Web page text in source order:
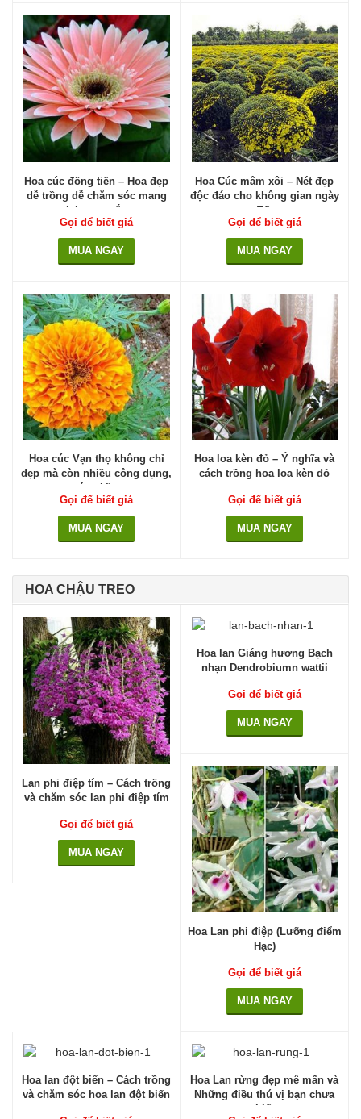
Hoa cúc đồng tiền – Hoa đẹp
dễ trồng dễ chăm sóc mang
lại may mắn
Gọi để biết giá
MUA NGAY
Hoa Cúc mâm xôi – Nét đẹp
độc đáo cho không gian ngày
Tết
Gọi để biết giá
MUA NGAY
Hoa cúc Vạn thọ không chỉ
đẹp mà còn nhiều công dụng,
ý nghĩa
Gọi để biết giá
MUA NGAY
Hoa loa kèn đỏ – Ý nghĩa và
cách trồng hoa loa kèn đỏ
Gọi để biết giá
MUA NGAY
HOA CHẬU TREO
Lan phi điệp tím – Cách trồng
và chăm sóc lan phi điệp tím
Gọi để biết giá
MUA NGAY
Hoa lan Giáng hương Bạch
nhạn Dendrobiumn wattii
Gọi để biết giá
MUA NGAY
Hoa Lan phi điệp (Lưỡng điểm
Hạc)
Gọi để biết giá
MUA NGAY
Hoa lan đột biến – Cách trồng
và chăm sóc hoa lan đột biến
Hoa Lan rừng đẹp mê mẩn và
Những điều thú vị bạn chưa
biết